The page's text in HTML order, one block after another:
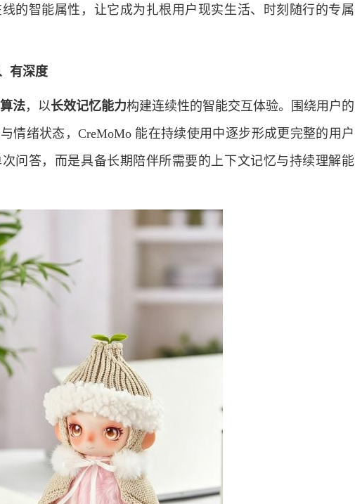
的智能属性，让它成为扎根用户现实生活、时刻随行的专属
有深度
法，以长效记忆能力构建连续性的智能交互体验。围绕用户的
情绪状态，CreMoMo 能在持续使用中逐步形成更完整的用户
问答，而是具备长期陪伴所需要的上下文记忆与持续理解能